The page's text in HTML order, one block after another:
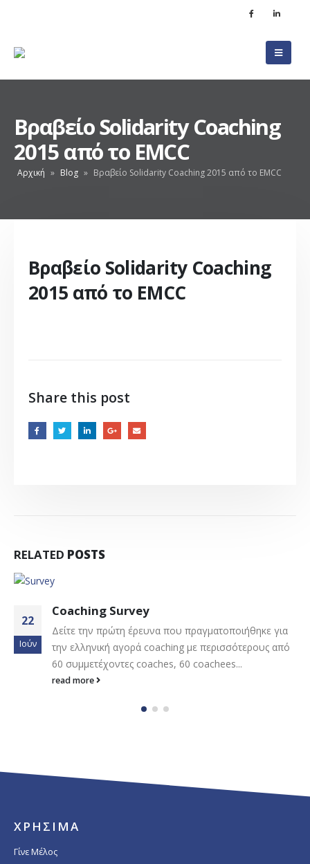
Βραβείο Solidarity Coaching
2015 από το EMCC
Αρχική » Blog » Βραβείο Solidarity Coaching 2015 από το EMCC
Βραβείο Solidarity Coaching
2015 από το EMCC
Share this post
RELATED POSTS
22
Ιούν
Coaching Survey
Δείτε την πρώτη έρευνα που πραγματοποιήθηκε για
την ελληνική αγορά coaching με περισσότερους από
60 συμμετέχοντες coaches, 60 coachees...
read more
ΧΡΗΣΙΜΑ
Γίνε Μέλος